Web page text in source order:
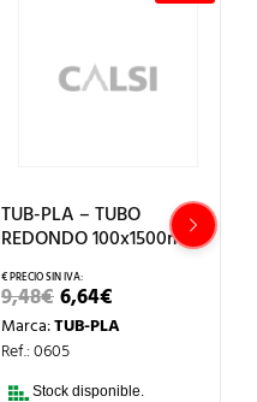
TUB-PLA – TUBO
REDONDO 100x1500mm
9,48€EL
PRECIO
ORIGINAL
ERA:
6,64€PRECIO
ACTUAL
Marca:TUB-PLA
Ref.: 0605
Stock disponible.